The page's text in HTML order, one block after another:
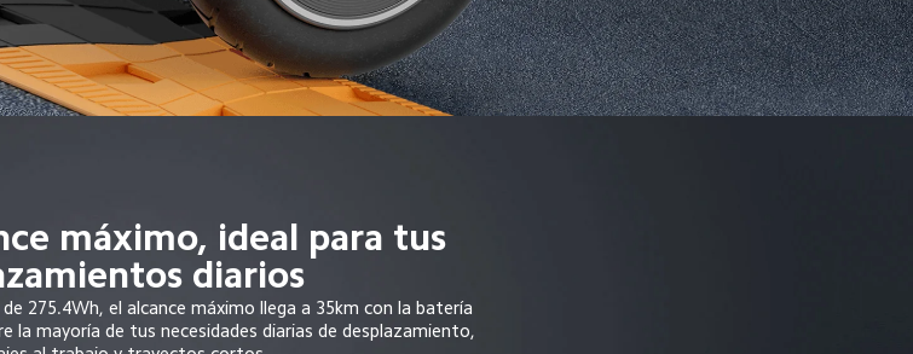
máximo, ideal para tus
diarios
275.4Wh, el alcance máximo llega a 35km con la batería
la mayoría de tus necesidades diarias de desplazamiento,